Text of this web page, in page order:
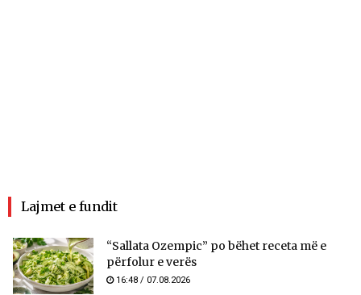
Lajmet e fundit
“Sallata Ozempic” po bëhet receta më e
përfolur e verës
16:48 / 07.08.2026